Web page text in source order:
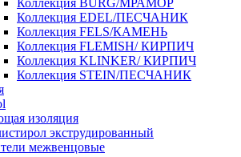
Коллекция EDEL/ПЕСЧАНИК
Коллекция FELS/КАМЕНЬ
Коллекция FLEMISH/ КИРПИЧ
Коллекция KLINKER/ КИРПИЧ
Коллекция STEIN/ПЕСЧАНИК
изоляция
экструдированный
межвенцовые